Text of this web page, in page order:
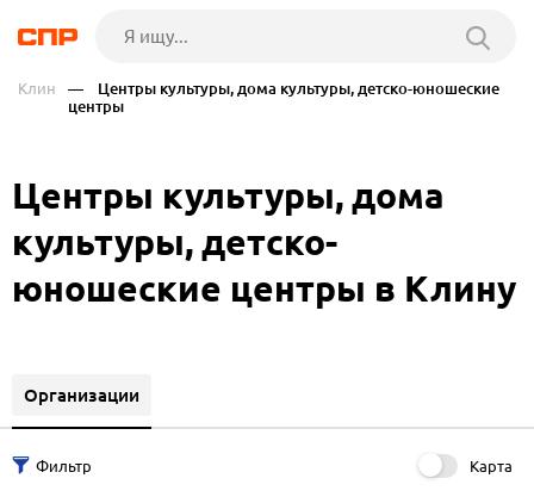
Клин
— Центры культуры, дома культуры, детско-юношеские
центры
Центры культуры, дома
культуры, детско-
юношеские центры в Клину
Организации
Карта